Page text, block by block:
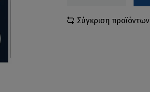
Σύγκριση προϊόντων